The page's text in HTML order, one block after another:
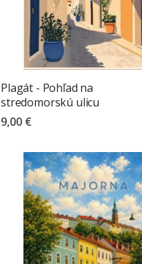
Plagát - Pohľad na
stredomorskú ulicu
9,00 €